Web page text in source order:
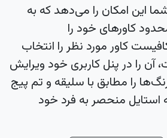
این امکان را می‌دهد که به
کاورهای خود را
کاور مورد نظر را انتخاب
آن را در پنل کاربری خود ویرایش
را مطابق با سلیقه و تم پیج
استایل منحصر به فرد خود